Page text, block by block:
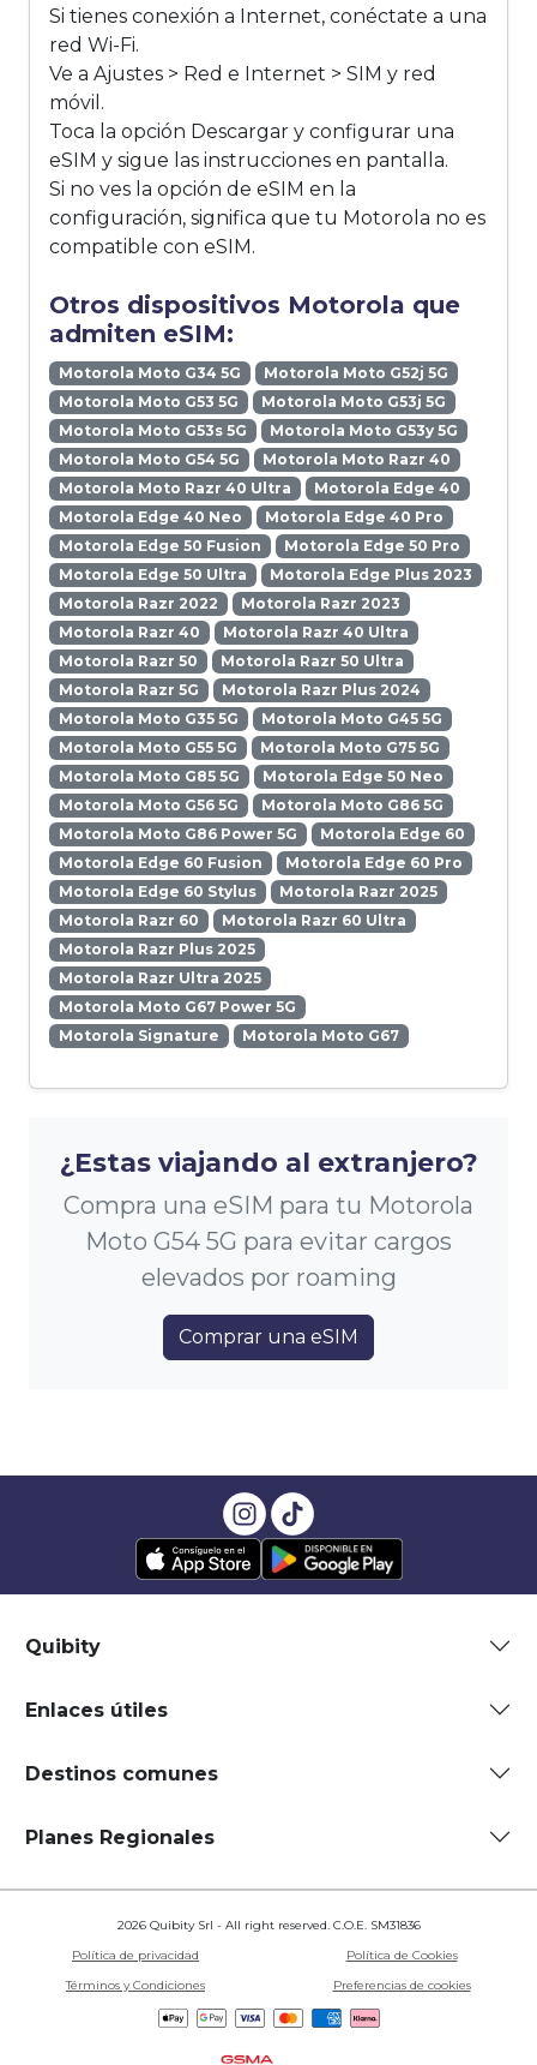
Si tienes conexión a Internet, conéctate a una
red Wi-Fi.
Ve a Ajustes > Red e Internet > SIM y red
móvil.
Toca la opción Descargar y configurar una
eSIM y sigue las instrucciones en pantalla.
Si no ves la opción de eSIM en la
configuración, significa que tu Motorola no es
compatible con eSIM.
Otros dispositivos Motorola que
admiten eSIM:
Motorola Moto G34 5G
Motorola Moto G52j 5G
Motorola Moto G53 5G
Motorola Moto G53j 5G
Motorola Moto G53s 5G
Motorola Moto G53y 5G
Motorola Moto G54 5G
Motorola Moto Razr 40
Motorola Moto Razr 40 Ultra
Motorola Edge 40
Motorola Edge 40 Neo
Motorola Edge 40 Pro
Motorola Edge 50 Fusion
Motorola Edge 50 Pro
Motorola Edge 50 Ultra
Motorola Edge Plus 2023
Motorola Razr 2022
Motorola Razr 2023
Motorola Razr 40
Motorola Razr 40 Ultra
Motorola Razr 50
Motorola Razr 50 Ultra
Motorola Razr 5G
Motorola Razr Plus 2024
Motorola Moto G35 5G
Motorola Moto G45 5G
Motorola Moto G55 5G
Motorola Moto G75 5G
Motorola Moto G85 5G
Motorola Edge 50 Neo
Motorola Moto G56 5G
Motorola Moto G86 5G
Motorola Moto G86 Power 5G
Motorola Edge 60
Motorola Edge 60 Fusion
Motorola Edge 60 Pro
Motorola Edge 60 Stylus
Motorola Razr 2025
Motorola Razr 60
Motorola Razr 60 Ultra
Motorola Razr Plus 2025
Motorola Razr Ultra 2025
Motorola Moto G67 Power 5G
Motorola Signature
Motorola Moto G67
¿Estas viajando al extranjero?
Compra una eSIM para tu Motorola
Moto G54 5G para evitar cargos
elevados por roaming
Comprar una eSIM
Quibity
Enlaces útiles
Destinos comunes
Planes Regionales
2026 Quibity Srl - All right reserved. C.O.E. SM31836
Política de privacidad
Política de Cookies
Términos y Condiciones
Preferencias de cookies